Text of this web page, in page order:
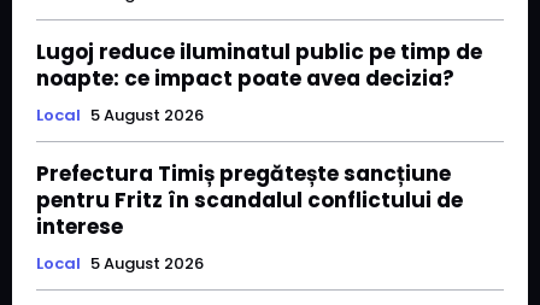
Lugoj reduce iluminatul public pe timp de
noapte: ce impact poate avea decizia?
Local 5 August 2026
Prefectura Timiș pregătește sancțiune
pentru Fritz în scandalul conflictului de
interese
Local 5 August 2026